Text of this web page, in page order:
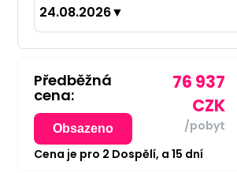
24.08.2026▼
Předběžná
cena:
Obsazeno
76 937
CZK
/pobyt
Cena je pro 2 Dospělí, a 15 dní